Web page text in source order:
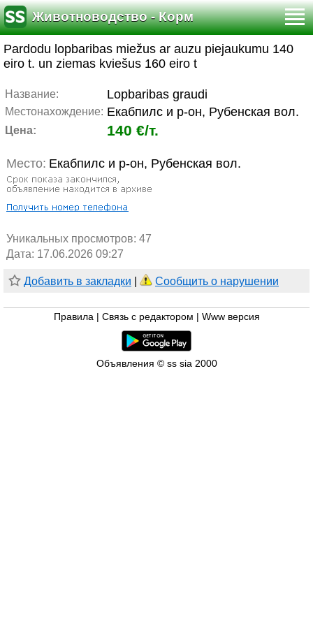
Животноводство - Корм
Pardodu lopbaribas miežus ar auzu piejaukumu 140
eiro t. un ziemas kviešus 160 eiro t
Название: Lopbaribas graudi
Местонахождение: Екабпилс и р-он, Рубенская вол.
Цена: 140 €/т.
Место: Екабпилс и р-он, Рубенская вол.
Уникальных просмотров: 47
Дата: 17.06.2026 09:27
Добавить в закладки Сообщить о нарушении
Правила Связь с редактором Www версия
Объявления © ss sia 2000